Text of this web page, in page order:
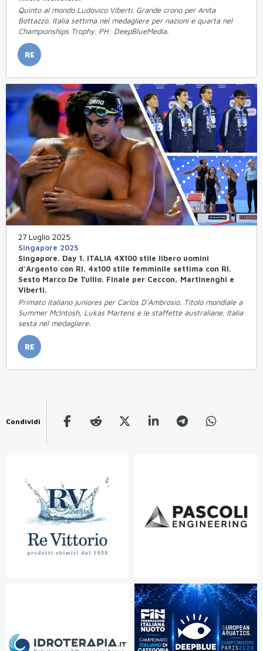
Quinto al mondo Ludovico Viberti. Grande crono per Anita
Bottazzo. Italia settima nel medagliere per nazioni e quarta nel
Championships Trophy. PH: DeepBlueMedia.
RE
27 Luglio 2025
Singapore 2025
Singapore. Day 1. ITALIA 4X100 stile libero uomini
d'Argento con RI. 4x100 stile femminile settima con RI.
Sesto Marco De Tullio. Finale per Ceccon, Martinenghi e
Viberti.
Primato italiano juniores per Carlos D'Ambrosio. Titolo mondiale a
Summer McIntosh, Lukas Martens e le staffette australiane. Italia
sesta nel medagliere.
RE
Condividi